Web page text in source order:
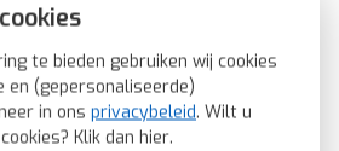
te bieden gebruiken wij cookies
(gepersonaliseerde)
in ons privacybeleid. Wilt u
Klik dan hier.
9006
symbool: Nee
Mat